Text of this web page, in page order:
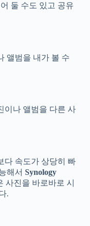
둘 수도 있고 공유
앨범을 내가 볼 수
이나 앨범을 다른 사
다 속도가 상당히 빠
해서 Synology
사진을 바로바로 시
.